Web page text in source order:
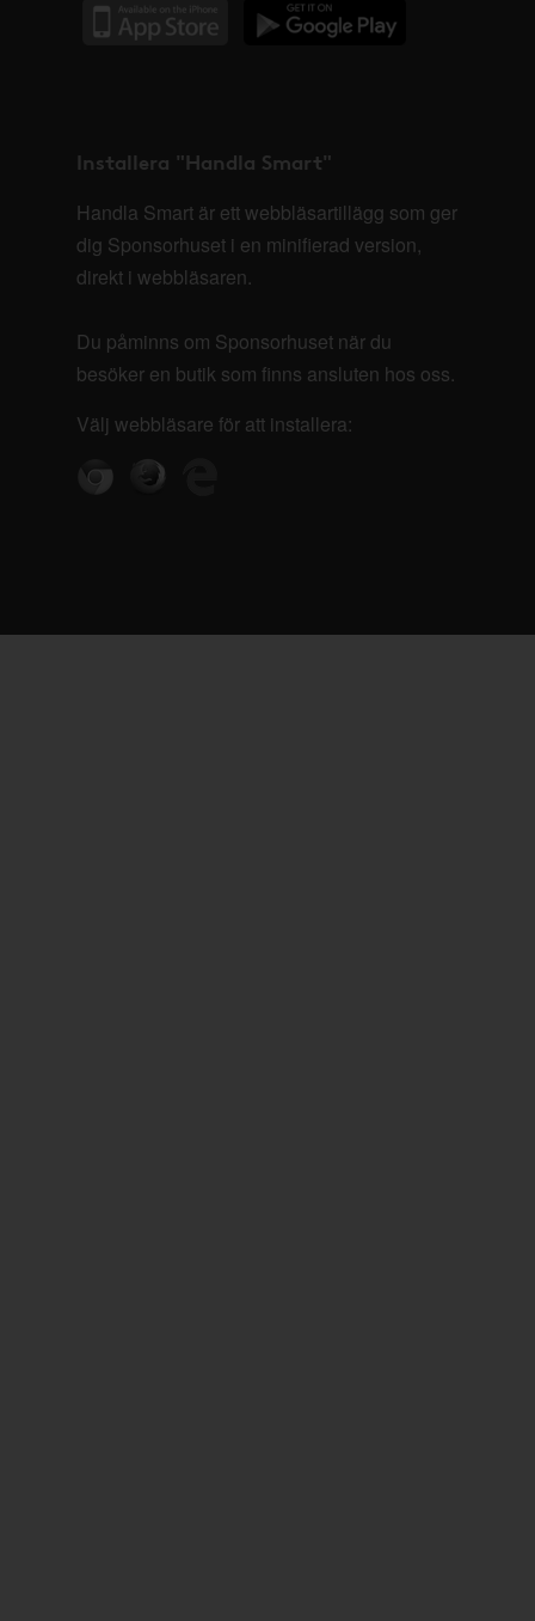
Installera "Handla Smart"
Handla Smart är ett webbläsartillägg som ger
dig Sponsorhuset i en minifierad version,
direkt i webbläsaren.
Du påminns om Sponsorhuset när du
besöker en butik som finns ansluten hos oss.
Välj webbläsare för att installera: